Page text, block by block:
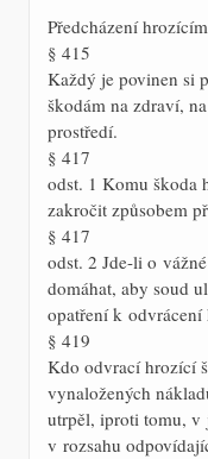
Předcházení
§ 415
Každý je povinen si
škodám na zdraví,
prostředí.
§ 417
odst. 1 Komu
zakročit způsobem
§ 417
odst. 2 Jde-li o
domáhat, aby soud
opatření k odvrácení
§ 419
Kdo odvrací hrozící
vynaložených
utrpěl, iproti tomu, v
v rozsahu